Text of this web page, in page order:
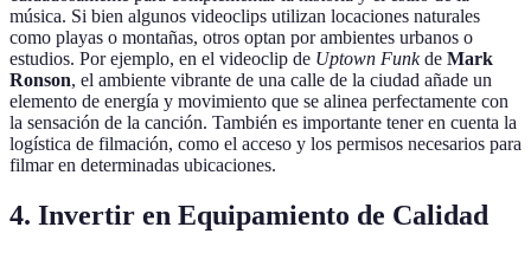
música. Si bien algunos videoclips utilizan locaciones naturales
como playas o montañas, otros optan por ambientes urbanos o
estudios. Por ejemplo, en el videoclip de Uptown Funkde Mark
Ronson, el ambiente vibrante de una calle de la ciudad añade un
elemento de energía y movimiento que se alinea perfectamente con
la sensación de la canción. También es importante tener en cuenta la
logística de filmación, como el acceso y los permisos necesarios para
filmar en determinadas ubicaciones.
4. Invertir en Equipamiento de Calidad